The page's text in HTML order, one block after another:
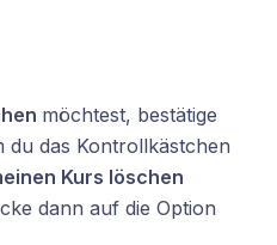
möchtest, bestätige
du das Kontrollkästchen
Kurs löschen
dann auf die Option